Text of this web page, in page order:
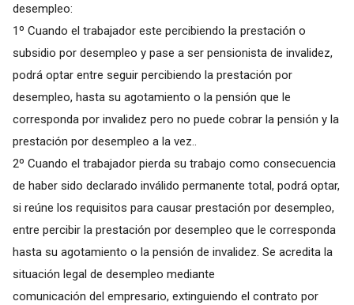
desempleo:
1º Cuando el trabajador este percibiendo la prestación o
subsidio por desempleo y pase a ser pensionista de invalidez,
podrá optar entre seguir percibiendo la prestación por
desempleo, hasta su agotamiento o la pensión que le
corresponda por invalidez pero no puede cobrar la pensión y la
prestación por desempleo a la vez..
2º Cuando el trabajador pierda su trabajo como consecuencia
de haber sido declarado inválido permanente total, podrá optar,
si reúne los requisitos para causar prestación por desempleo,
entre percibir la prestación por desempleo que le corresponda
hasta su agotamiento o la pensión de invalidez. Se acredita la
situación legal de desempleo mediante
comunicación del empresario, extinguiendo el contrato por